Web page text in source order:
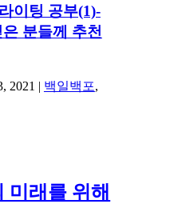
이팅 공부(1)-
분들께 추천
2021 | 백일백포,
미래를 위해